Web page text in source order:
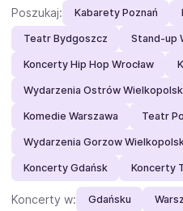
Poszukaj: Kabarety Poznań
Teatr Bydgoszcz Stand-up
Koncerty Hip Hop Wrocław
Wydarzenia Ostrów
Komedie Warszawa Teatr
Wydarzenia Gorzow
Koncerty Gdańsk Koncerty
Koncerty w: Gdańsku